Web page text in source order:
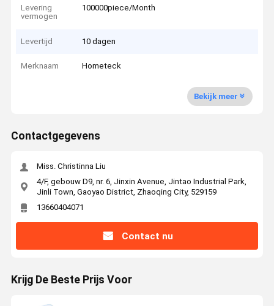
Levering
vermogen
100000piece/Month
Levertijd 10 dagen
Merknaam Hometeck
Bekijk meer
Contactgegevens
Miss. Christinna Liu
4/F, gebouw D9, nr. 6, Jinxin Avenue, Jintao Industrial Park,
Jinli Town, Gaoyao District, Zhaoqing City, 529159
13660404071
Contact nu
Krijg De Beste Prijs Voor